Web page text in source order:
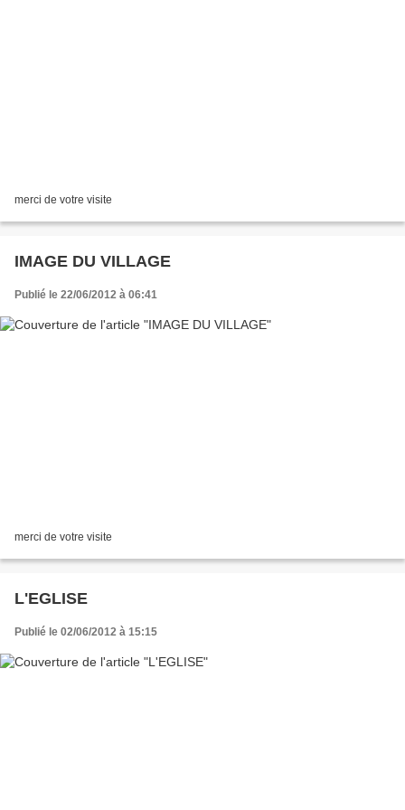
merci de votre visite
IMAGE DU VILLAGE
Publié le 22/06/2012 à 06:41
merci de votre visite
L'EGLISE
Publié le 02/06/2012 à 15:15